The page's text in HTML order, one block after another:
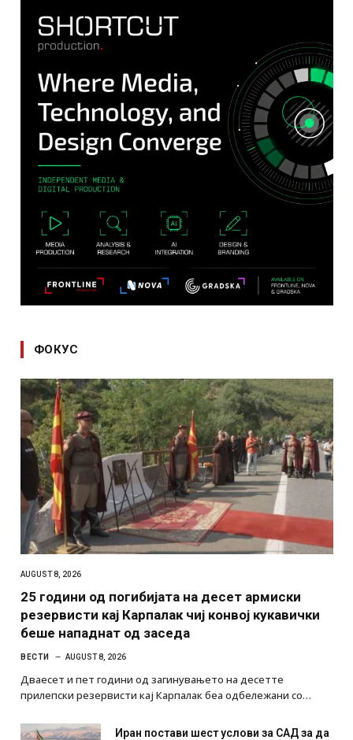
ФОКУС
AUGUST 8, 2026
25 години од погибијата на десет армиски
резервисти кај Карпалак чиј конвој кукавички
беше нападнат од заседа
ВЕСТИ AUGUST 8, 2026
Дваесет и пет години од загинувањето на десетте
прилепски резервисти кај Карпалак беа одбележани со…
Иран постави шест услови за САД за да